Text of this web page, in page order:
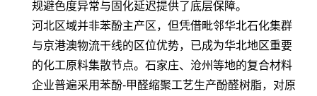
规避色度异常与固化延迟提供了底层保障。
河北区域并非苯酚主产区，但凭借毗邻华北石化集群
与京港澳物流干线的区位优势，已成为华北地区重要
的化工原料集散节点。石家庄、沧州等地的复合材料
企业普遍采用苯酚-甲醛缩聚工艺生产酚醛树脂，对原